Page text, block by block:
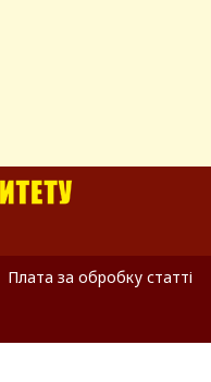
Плата за обробку статті